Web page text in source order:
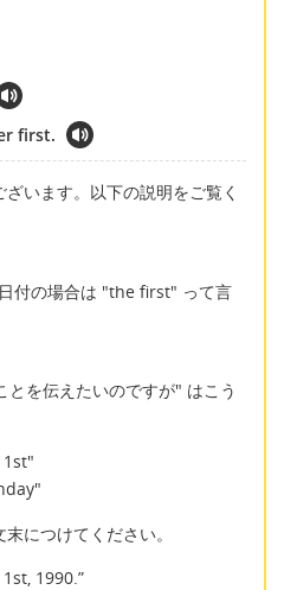
first.
います。以下の説明をご覧く
付の場合は "the first" って言
を伝えたいのですが" はこう
につけてください。
1990.”